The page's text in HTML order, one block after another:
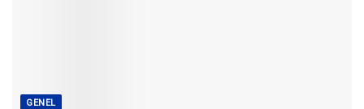
GENEL